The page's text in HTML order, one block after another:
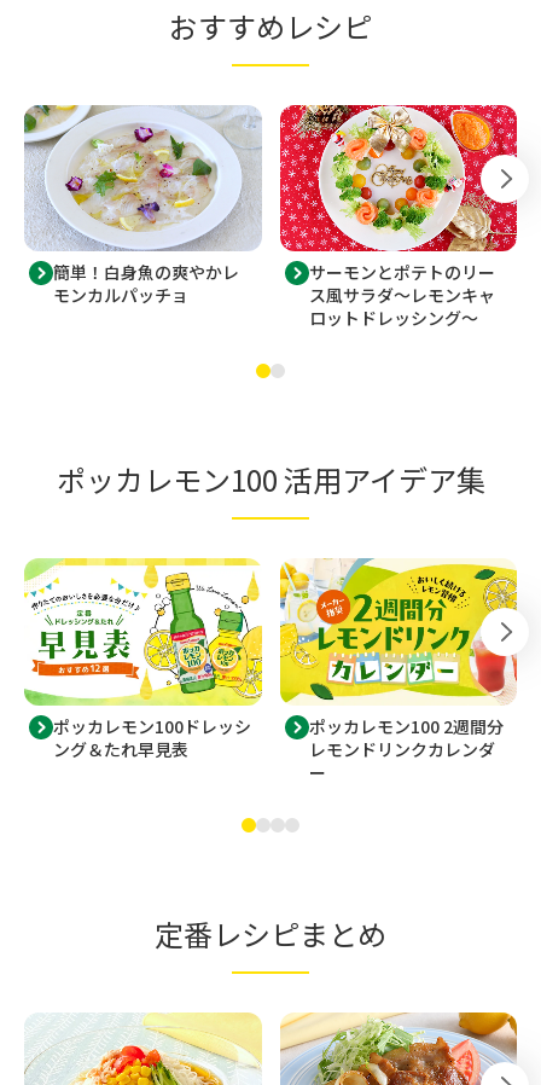
おすすめレシピ
簡単！白身魚の爽やかレ
モンカルパッチョ
サーモンとポテトのリー
ス風サラダ～レモンキャ
ロットドレッシング～
ポッカレモン100 活用アイデア集
ポッカレモン100ドレッシ
ング＆たれ早見表
ポッカレモン100 2週間分
レモンドリンクカレンダ
ー
定番レシピまとめ